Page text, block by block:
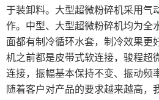
于装卸料。大型超微粉碎机采用气
作。中型、大型超微粉碎机均为全
面都有制冷循环水套，制冷效果更
机之前都是皮带式软连接，骏程超
连接，振幅基本保持不变、振动频
随着客户对产品的要求越来越高，